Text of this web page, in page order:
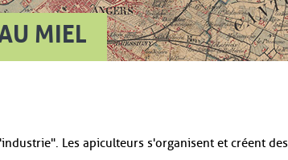
MIEL
Les apiculteurs s'organisent et créent